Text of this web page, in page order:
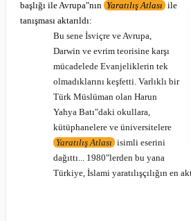
başlığı ile Avrupa"nın Yaratılış Atlası ile
tanışması aktarıldı:
Bu sene İsviçre ve Avrupa,
Darwin ve evrim teorisine karşı
mücadelede Evanjeliklerin tek
olmadıklarını keşfetti. Varlıklı bir
Türk Müslüman olan Harun
Yahya Batı"daki okullara,
kütüphanelere ve üniversitelere
Yaratılış Atlası isimli eserini
dağıttı... 1980"lerden bu yana
Türkiye, İslami yaratılışçılığın en